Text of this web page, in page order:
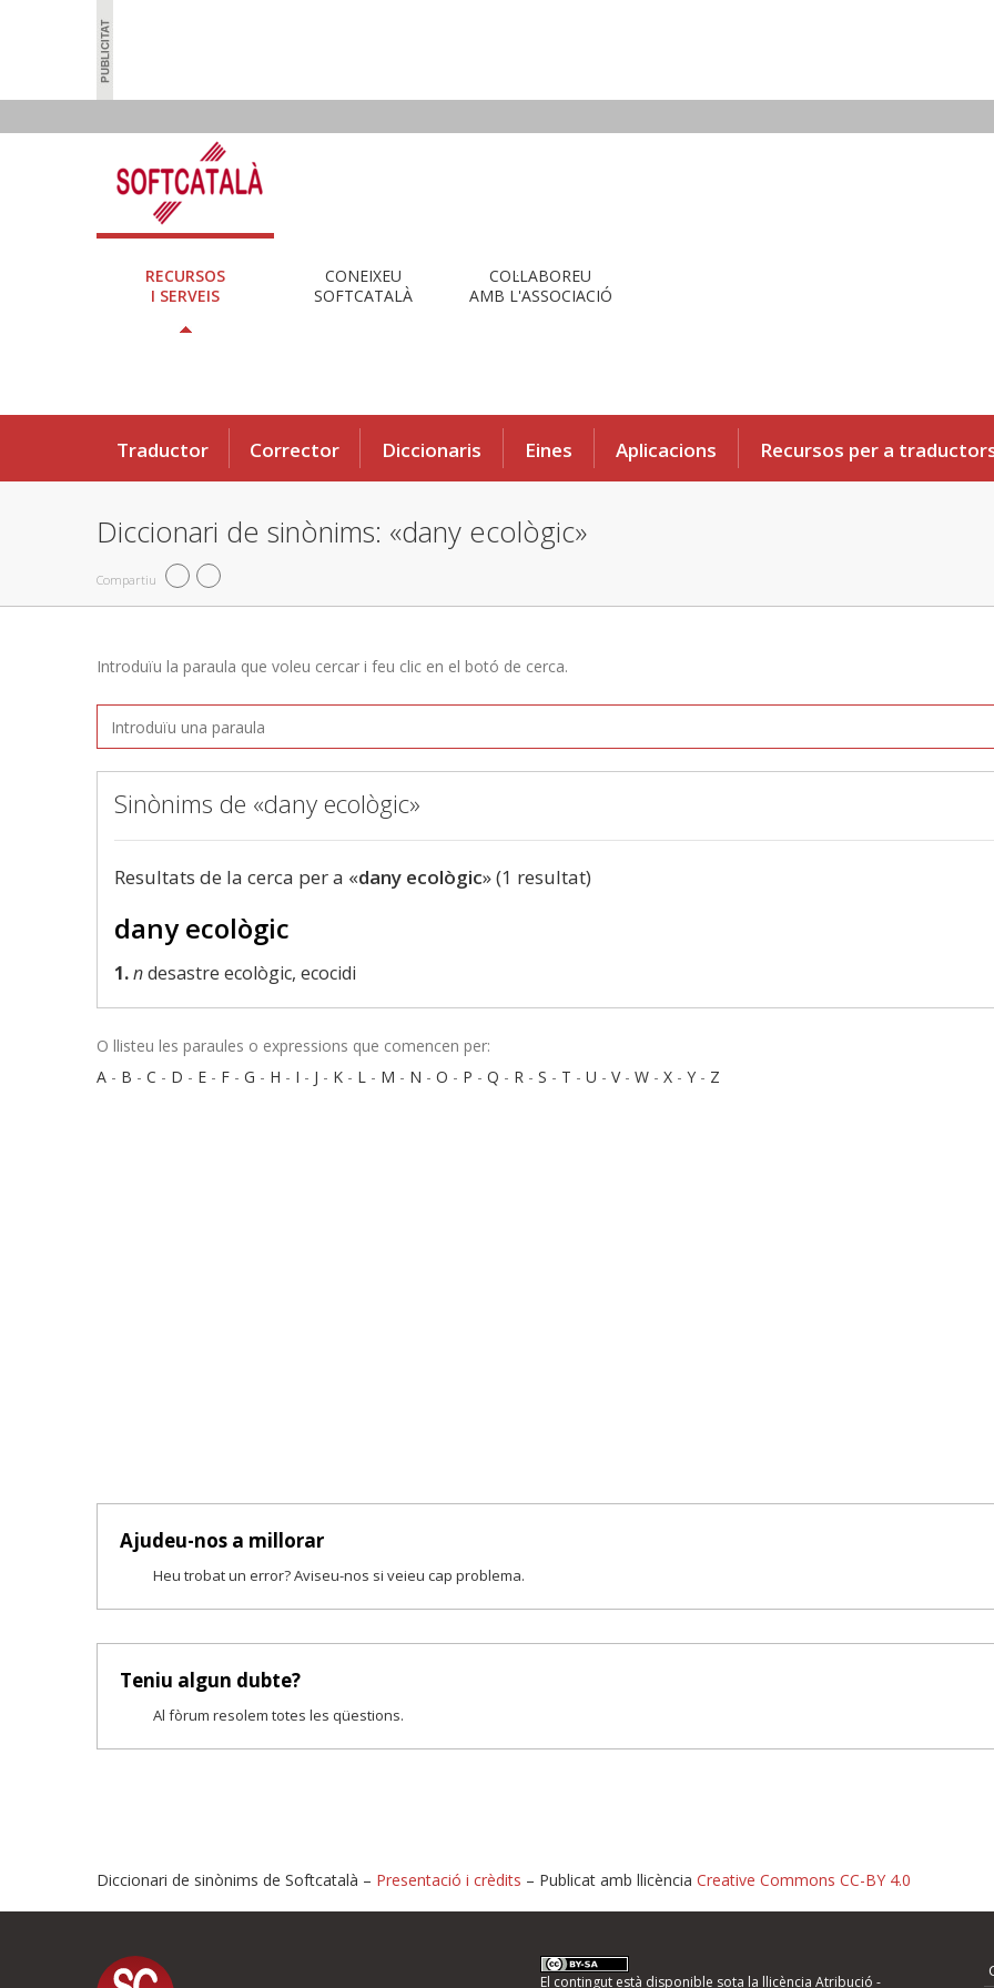
RECURSOS
I SERVEIS
CONEIXEU
SOFTCATALÀ
COL·LABOREU
AMB L'ASSOCIACIÓ
Traductor Corrector Diccionaris Eines Aplicacions Recursos per a
Diccionari de sinònims: «dany ecològic»
Compartiu
Introduïu la paraula que voleu cercar i feu clic en el botó de cerca.
Sinònims de «dany ecològic»
Resultats de la cerca per a «dany ecològic» (1 resultat)
dany ecològic
1.ndesastre ecològic, ecocidi
O llisteu les paraules o expressions que comencen per:
A - B - C - D - E - F - G - H - I - J - K - L - M - N - O - P - Q - R - S - T - U - V- W - X - Y - Z
Ajudeu-nos a millorar
Heu trobat un error? Aviseu-nos si veieu cap problema.
Teniu algun dubte?
Al fòrum resolem totes les qüestions.
Proposeu-nos millores o informeu d'errors
Diccionari de sinònims de Softcatalà – Presentació i crèdits – Publicat amb llicència Creative Commons CC-BY 4.0
El contingut està disponible sota la llicència Atribució -